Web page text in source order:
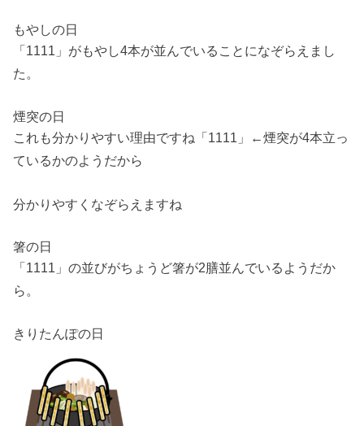
もやしの日
「1111」がもやし4本が並んでいることになぞらえまし
た。
煙突の日
これも分かりやすい理由ですね「1111」←煙突が4本立っ
ているかのようだから
分かりやすくなぞらえますね
箸の日
「1111」の並びがちょうど箸が2膳並んでいるようだか
ら。
きりたんぽの日